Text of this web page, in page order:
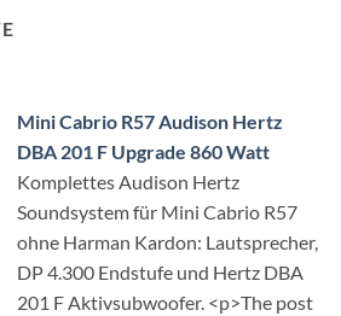
Mini Cabrio R57 Audison Hertz
DBA 201 F Upgrade 860 Watt
Komplettes Audison Hertz
Soundsystem für Mini Cabrio R57
ohne Harman Kardon: Lautsprecher,
DP 4.300 Endstufe und Hertz DBA
201 F Aktivsubwoofer. <p>The post